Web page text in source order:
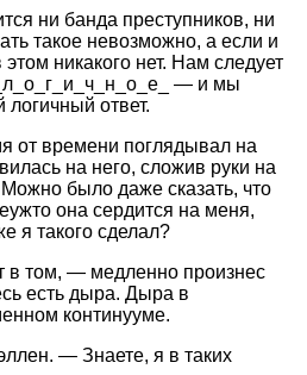
ни банда преступников, ни
такое невозможно, а если и
никакого нет. Нам следует
— и мы
ответ.
от времени поглядывал на
на него, сложив руки на
было даже сказать, что
она сердится на меня,
я такого сделал?
в том, — медленно произнес
есть дыра. Дыра в
континууме.
— Знаете, я в таких